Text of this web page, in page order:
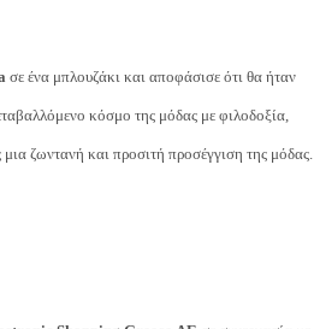
σε ένα μπλουζάκι και αποφάσισε ότι θα ήταν
κόσμο της μόδας με φιλοδοξία,
μια ζωντανή και προσιτή προσέγγιση της μόδας.